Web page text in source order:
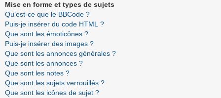
Mise en forme et types de sujets
Qu’est-ce que le BBCode ?
Puis-je insérer du code HTML ?
Que sont les émoticônes ?
Puis-je insérer des images ?
Que sont les annonces générales ?
Que sont les annonces ?
Que sont les notes ?
Que sont les sujets verrouillés ?
Que sont les icônes de sujet ?